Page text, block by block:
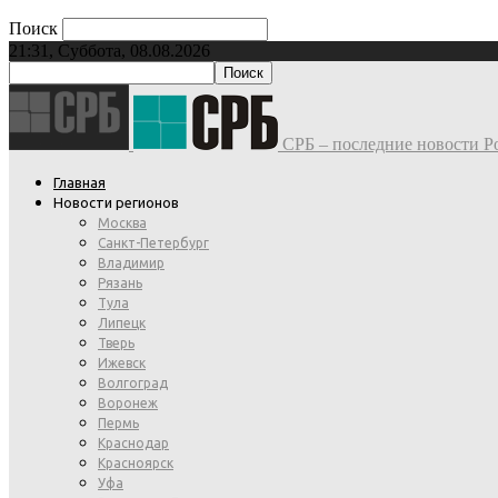
Поиск
21:31, Суббота, 08.08.2026
СРБ – последние новости
Главная
Новости регионов
Москва
Санкт-Петербург
Владимир
Рязань
Тула
Липецк
Тверь
Ижевск
Волгоград
Воронеж
Пермь
Краснодар
Красноярск
Уфа